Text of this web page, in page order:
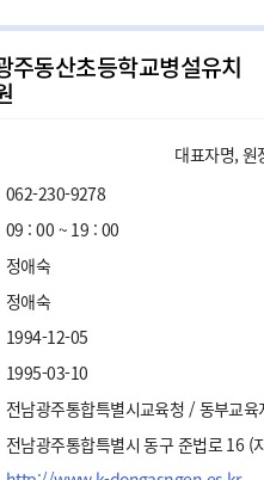
주동산초등학교병설유치
대표자명,
062-230-9278
09 : 00 ~ 19 : 00
정애숙
정애숙
1994-12-05
1995-03-10
전남광주통합특별시교육청 / 동부교육
전남광주통합특별시 동구 준법로 16 (